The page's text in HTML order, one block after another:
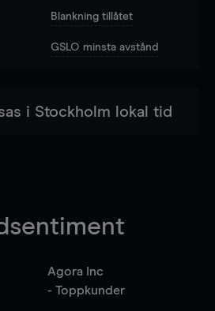
Blankning tillåtet
GSLO minsta avstånd
i Stockholm lokal tid
Agora Inc
- Toppkunder